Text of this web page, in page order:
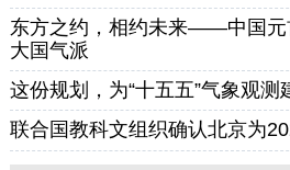
东方之约，相约未来——中国元
大国气派
这份规划，为“十五五”气象观测
联合国教科文组织确认北京为